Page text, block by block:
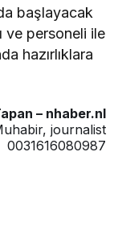
başlayacak
ve personeli ile
hazırlıklara
– nhaber.nl
journalist
0031616080987